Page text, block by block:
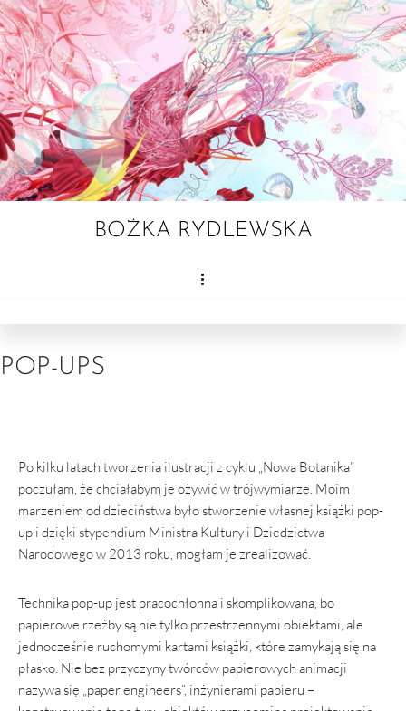
Przejdź
do
treści
BOŻKA RYDLEWSKA
POP-UPS
Po kilku latach tworzenia ilustracji z cyklu „Nowa Botanika”
poczułam, że chciałabym je ożywić w trójwymiarze. Moim
marzeniem od dzieciństwa było stworzenie własnej książki pop-
up i dzięki stypendium Ministra Kultury i Dziedzictwa
Narodowego w 2013 roku, mogłam je zrealizować.
Technika pop-up jest pracochłonna i skomplikowana, bo
papierowe rzeźby są nie tylko przestrzennymi obiektami, ale
jednocześnie ruchomymi kartami książki, które zamykają się na
płasko. Nie bez przyczyny twórców papierowych animacji
nazywa się „paper engineers”, inżynierami papieru –